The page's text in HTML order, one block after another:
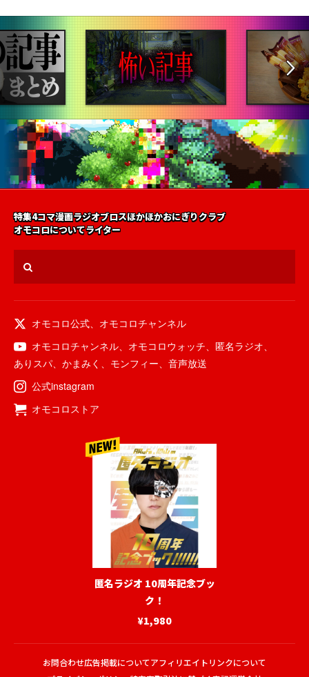
特集4コマ漫画ラジオブロスほかほかおにぎりクラブ
オモコロについてライター
オモコロ公式、 オモコロチャンネル
オモコロチャンネル、 オモコロウォッチ、 匿名ラジオ、
ありスパ、 かまみく 、 モンフィー、 音声放送
公式instagram
オモコロストア
匿名ラジオ 10周年記念ブッ
ク！
¥1,980
お問合わせ広告掲載についてアフィリエイトリンクについて